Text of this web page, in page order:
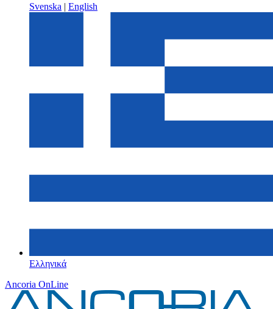
Svenska | English
Ελληνικά
Ancoria OnLine